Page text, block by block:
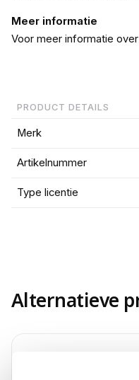
Meer informatie
Voor meer informatie
PRODUCT DETAILS
Merk
Artikelnummer
Type licentie
Alternatieve